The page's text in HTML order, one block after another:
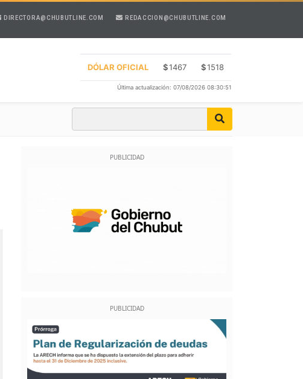
DIRECTORA@CHUBUTLINE.COM REDACCION@CHUBUTLINE.COM
DÓLAR OFICIAL $1467 $1518
Última actualización: 07/08/2026 08:30:51